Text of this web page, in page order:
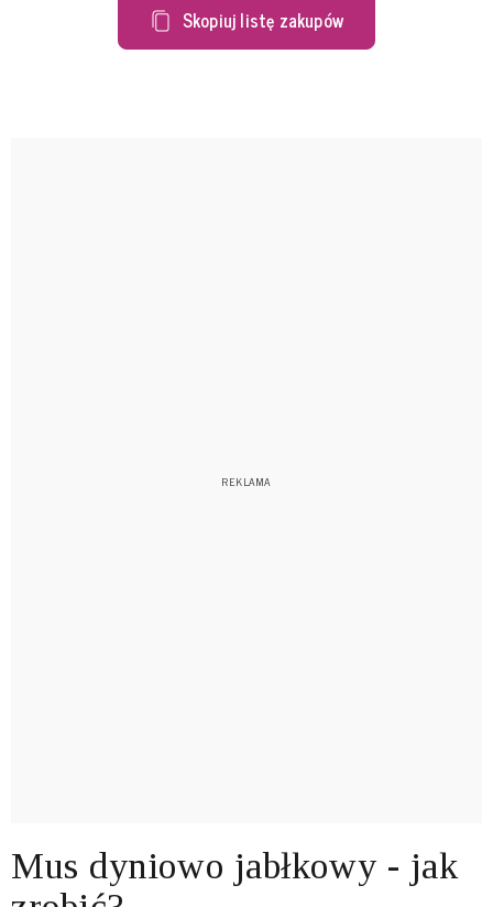
Skopiuj listę zakupów
Mus dyniowo jabłkowy - jak